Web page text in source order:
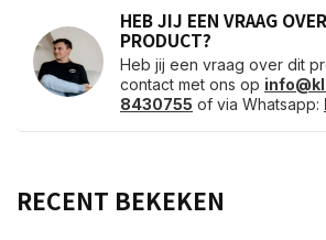
HEB JIJ EEN VRAAG
PRODUCT?
Heb jij een vraag over dit
contact met ons op
8430755 of via Whatsapp:
RECENT BEKEKEN